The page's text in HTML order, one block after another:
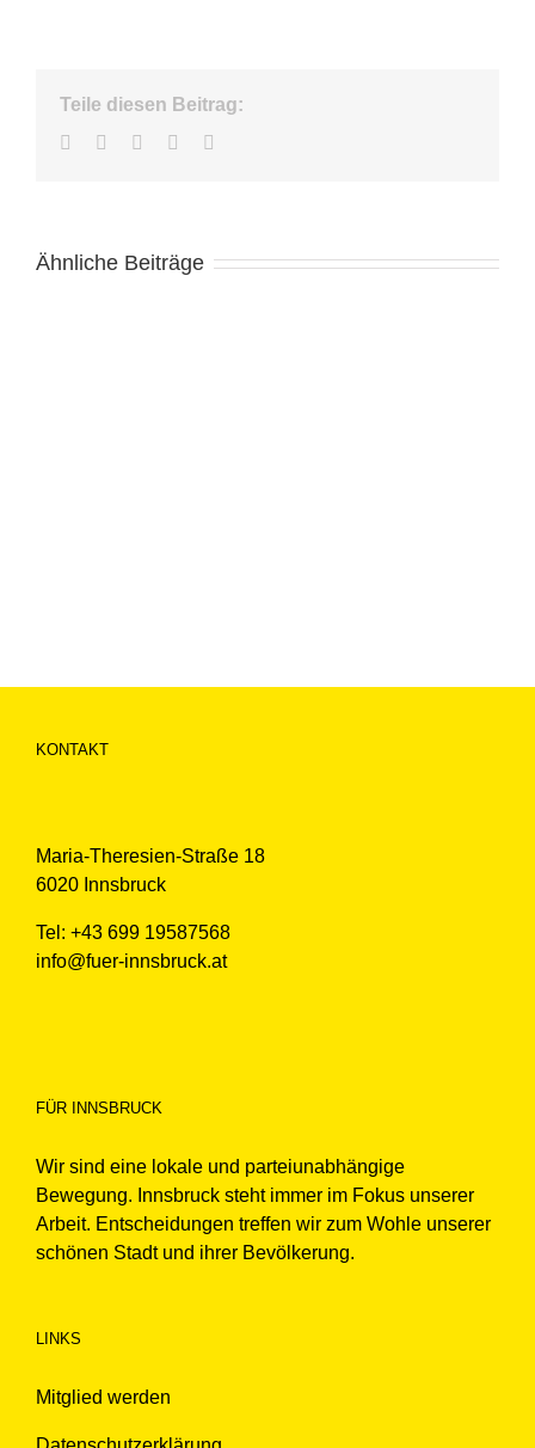
Teile diesen Beitrag:
Facebook
TwitterLinkedInWhatsApp
Ähnliche Beiträge
KONTAKT
Maria-Theresien-Straße 18
6020 Innsbruck
Tel: +43 699 19587568
info@fuer-innsbruck.at
FÜR INNSBRUCK
Wir sind eine lokale und parteiunabhängige
Bewegung. Innsbruck steht immer im Fokus unserer
Arbeit. Entscheidungen treffen wir zum Wohle unserer
schönen Stadt und ihrer Bevölkerung.
LINKS
Mitglied werden